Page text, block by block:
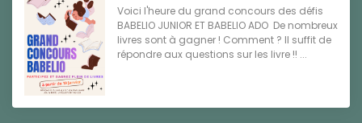
Voici l'heure du grand concours des défis
BABELIO JUNIOR ET BABELIO ADO De nombreux
livres sont à gagner ! Comment ? Il suffit de
répondre aux questions sur les livre !! ...